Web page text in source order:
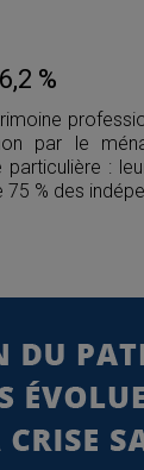
%
par le
particulière :
% des